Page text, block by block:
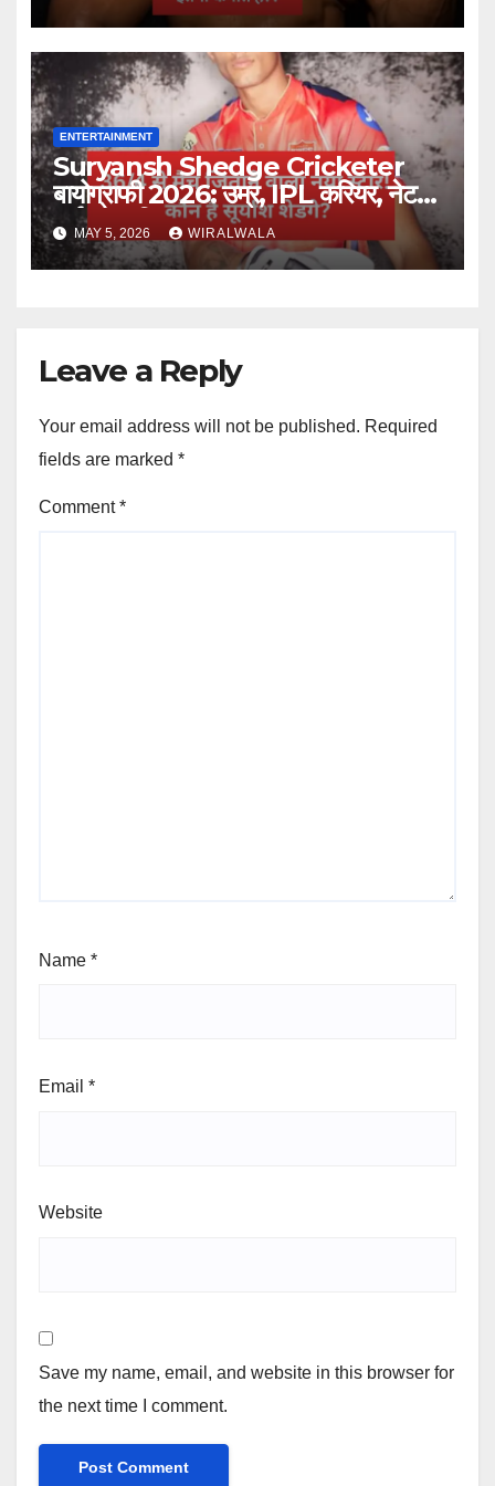
ENTERTAINMENT
Suryansh Shedge Cricketer
बायोग्राफी 2026: उम्र, IPL करियर, नेट
वर्थ और परिवार
MAY 5, 2026 WIRALWALA
Leave a Reply
Your email address will not be published. Required
fields are marked *
Comment*
Name *
Email *
Website
Save my name, email, and website in this browser for
the next time I comment.